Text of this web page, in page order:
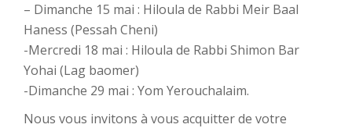
– Dimanche 15 mai : Hiloula de Rabbi Meir Baal
Haness (Pessah Cheni)
-Mercredi 18 mai : Hiloula de Rabbi Shimon Bar
Yohai (Lag baomer)
-Dimanche 29 mai : Yom Yerouchalaim.
Nous vous invitons à vous acquitter de votre